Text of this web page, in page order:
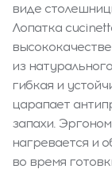
виде
Лопатка
из
гибкая и
царапает
запахи.
нагревается и
во время